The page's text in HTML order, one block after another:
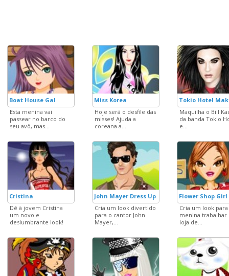
Boat House Gal
Esta menina vai
passear no barco do
seu avô, mas...
Miss Korea
Hoje será o desfile das
misses! Ajuda a
coreana a...
Tokio Hotel
Maquilha o Bill
da banda Tokio
e...
Cristina
Dê à jovem Cristina
um novo e
deslumbrante look!
John Mayer Dress Up
Cria um look divertido
para o cantor John
Mayer,...
Flower Shop Girl
Cria um look para
menina trabalhar
loja de...